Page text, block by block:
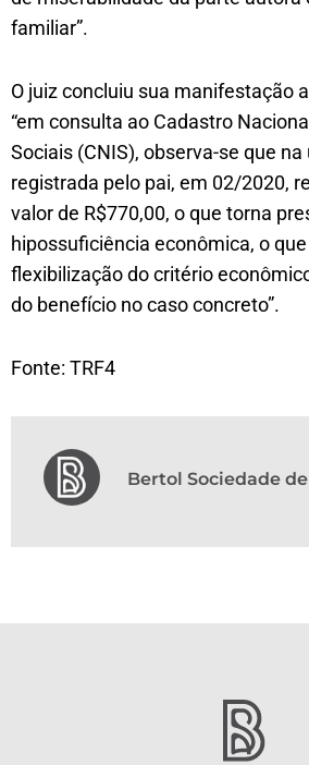
familiar”.
O juiz concluiu sua manifestação
“em consulta ao Cadastro
Sociais (CNIS), observa-se que
registrada pelo pai, em 02/2020,
valor de R$770,00, o que torna
hipossuficiência econômica, o
flexibilização do critério
do benefício no caso concreto”.
Fonte: TRF4
Bertol Sociedade